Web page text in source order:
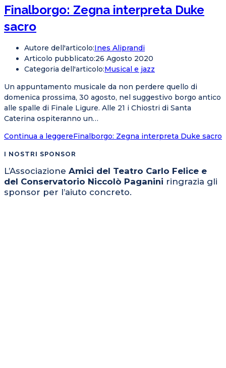
Finalborgo: Zegna interpreta Duke
sacro
Autore dell'articolo:Ines Aliprandi
Articolo pubblicato:26 Agosto 2020
Categoria dell'articolo:Musical e jazz
Un appuntamento musicale da non perdere quello di
domenica prossima, 30 agosto, nel suggestivo borgo antico
alle spalle di Finale Ligure. Alle 21 i Chiostri di Santa
Caterina ospiteranno un…
Continua a leggereFinalborgo: Zegna interpreta Duke sacro
I NOSTRI SPONSOR
L’Associazione Amici del Teatro Carlo Felice e
del Conservatorio Niccolò Paganini ringrazia gli
sponsor per l’aiuto concreto.